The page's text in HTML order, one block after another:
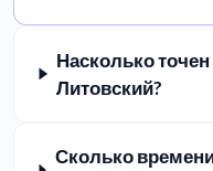
Насколько
Литовский?
Сколько